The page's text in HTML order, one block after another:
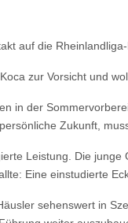
auf die
zur Vorsicht und
in der
Zukunft,
Leistung. Die
Eine einstudierte
sehenswert in